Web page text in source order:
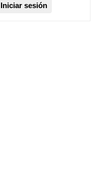
Iniciar sesión